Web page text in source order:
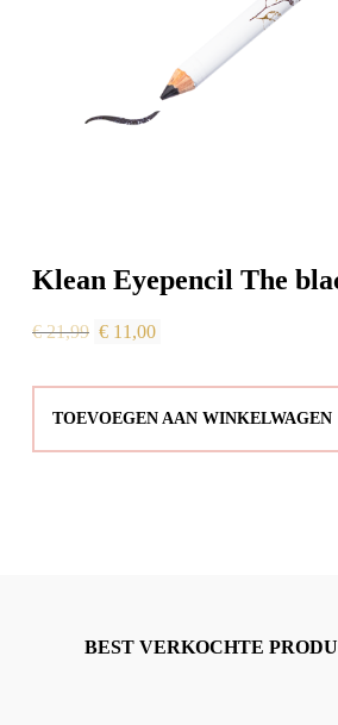
Klean Eyepencil The
€21,99 Oorspronkelijke
€ 11,00
TOEVOEGEN AAN WINKELWAGEN
BEST VERKOCHTE